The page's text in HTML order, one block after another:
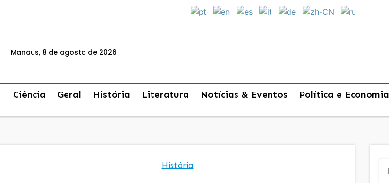
Manaus, 8 de agosto de 2026
Ciência Geral História Literatura Notícias & Eventos Política e Economia
História